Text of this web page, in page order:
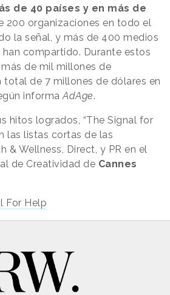
de 40 países y en más de
200 organizaciones en todo el
la señal, y más de 400 medios
compartido. Durante estos
de mil millones de
total de 7 millones de dólares en
informa AdAge.
hitos logrados, “The Signal for
las listas cortas de las
& Wellness, Direct, y PR en el
de Creatividad de Cannes
For Help